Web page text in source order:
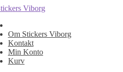
Om Stickers Viborg
Kontakt
Min Konto
Kurv